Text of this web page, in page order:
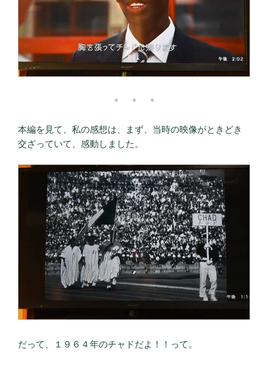
＊ ＊ ＊
本編を見て、私の感想は、まず、当時の映像がときどき
交ざっていて、感動しました。
だって、１９６４年のチャドだよ！！って。